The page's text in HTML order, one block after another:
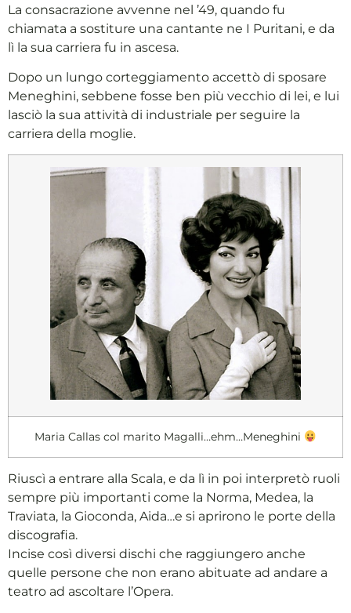
La consacrazione avvenne nel ’49, quando fu
chiamata a sostiture una cantante ne I Puritani, e da
lì la sua carriera fu in ascesa.
Dopo un lungo corteggiamento accettò di sposare
Meneghini, sebbene fosse ben più vecchio di lei, e lui
lasciò la sua attività di industriale per seguire la
carriera della moglie.
Maria Callas col marito Magalli…ehm…Meneghini
Riuscì a entrare alla Scala, e da lì in poi interpretò ruoli
sempre più importanti come la Norma, Medea, la
Traviata, la Gioconda, Aida…e si aprirono le porte della
discografia.
Incise così diversi dischi che raggiungero anche
quelle persone che non erano abituate ad andare a
teatro ad ascoltare l’Opera.